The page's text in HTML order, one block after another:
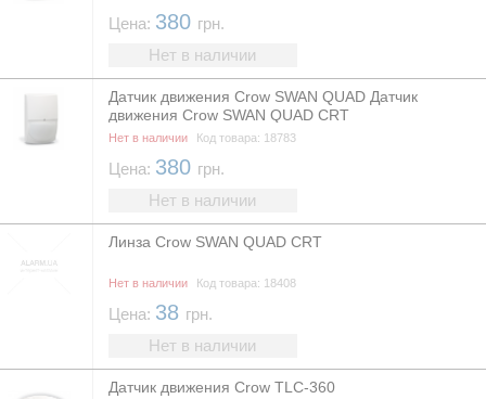
Цена: 380 грн.
Нет в наличии
Датчик движения Crow SWAN QUAD Датчик
движения Crow SWAN QUAD CRT
Нет в наличии Код товара: 18783
Цена: 380 грн.
Нет в наличии
Линза Crow SWAN QUAD CRT
Нет в наличии Код товара: 18408
Цена: 38 грн.
Нет в наличии
Датчик движения Crow TLC-360